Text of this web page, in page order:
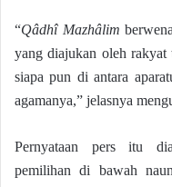
“Qâdhî Mazhâlim
yang diajukan oleh
siapa pun di antara
agamanya,” jelasnya
Pernyataan pers itu
pemilihan di bawah